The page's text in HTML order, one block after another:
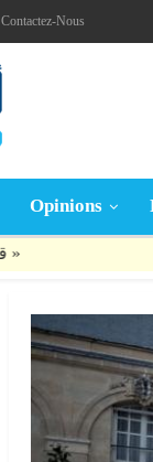
Contactez-Nous
Opinions